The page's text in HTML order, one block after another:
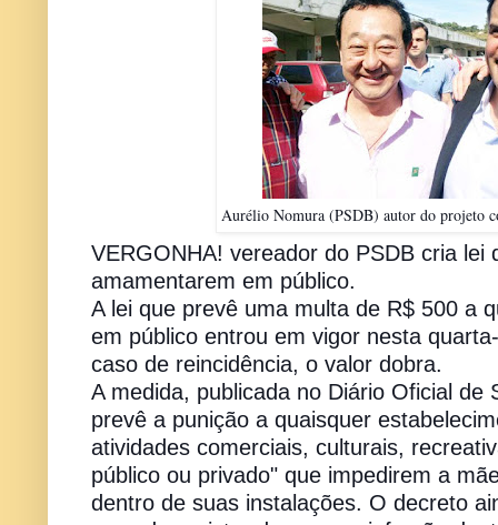
Aurélio Nomura (PSDB) autor do projeto
VERGONHA! vereador do PSDB cria lei
amamentarem em público.
A lei que prevê uma multa de R$ 500 a
em público entrou em vigor nesta
caso de reincidência, o valor dobra.
A medida, publicada no Diário Oficial de
prevê a punição a quaisquer
atividades comerciais, culturais,
público ou privado" que impedirem a mã
dentro de suas instalações. O decreto